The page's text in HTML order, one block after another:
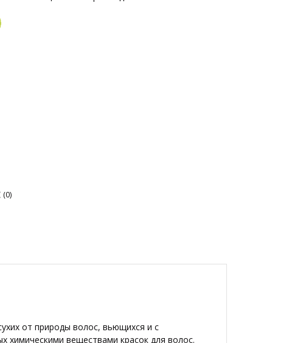
Заказать
(0)
от природы волос, вьющихся и с
химическими веществами красок для волос.